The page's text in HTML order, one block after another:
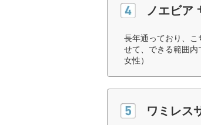
ノエビア
長年通っており、
せて、できる範囲
女性）
ワミレス